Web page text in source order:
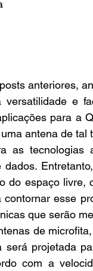
versatilidade e
para a
antena de tal
as tecnologias
do espaço livre,
esse
que serão
será projetada
com a